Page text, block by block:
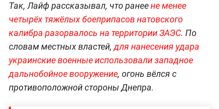
Так, Лайф рассказывал, что ранеене менее
четырёх тяжёлых боеприпасов натовского
калибра разорвалось на территории ЗАЭС. По
словам местных властей,для нанесения удара
украинские военные использовали западное
дальнобойное вооружение, огонь вёлся с
противоположной стороны Днепра.